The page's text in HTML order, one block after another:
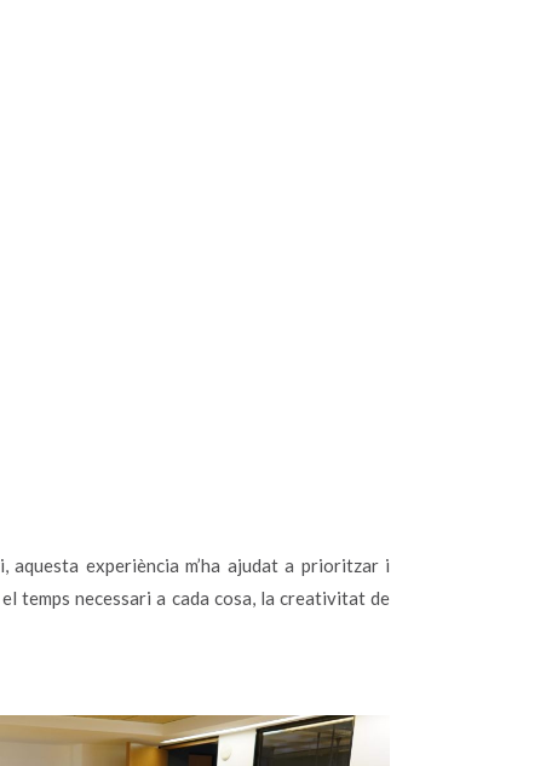
aquesta experiència m’ha ajudat a prioritzar i
temps necessari a cada cosa, la creativitat de